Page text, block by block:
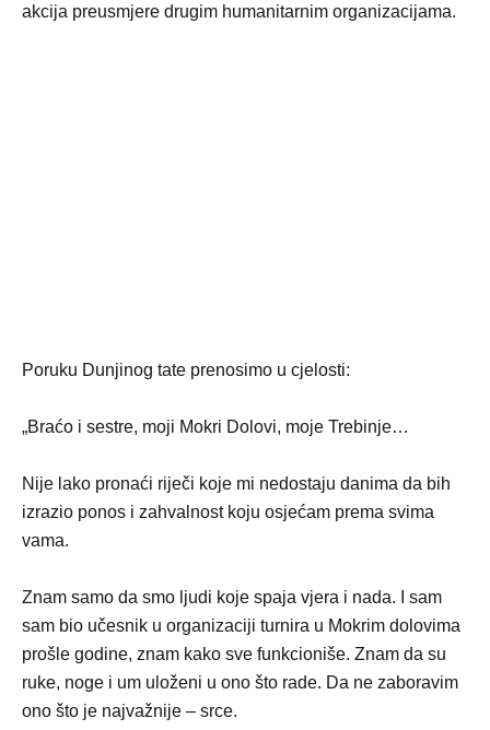
akcija preusmjere drugim humanitarnim organizacijama.
Poruku Dunjinog tate prenosimo u cjelosti:
„Braćo i sestre, moji Mokri Dolovi, moje Trebinje…
Nije lako pronaći riječi koje mi nedostaju danima da bih
izrazio ponos i zahvalnost koju osjećam prema svima
vama.
Znam samo da smo ljudi koje spaja vjera i nada. I sam
sam bio učesnik u organizaciji turnira u Mokrim dolovima
prošle godine, znam kako sve funkcioniše. Znam da su
ruke, noge i um uloženi u ono što rade. Da ne zaboravim
ono što je najvažnije – srce.